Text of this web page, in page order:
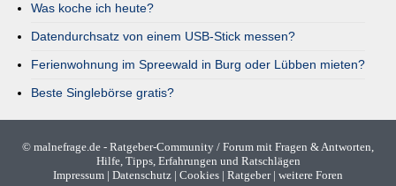
Was koche ich heute?
Datendurchsatz von einem USB-Stick messen?
Ferienwohnung im Spreewald in Burg oder Lübben mieten?
Beste Singlebörse gratis?
© malnefrage.de - Ratgeber-Community / Forum mit Fragen & Antworten,
Hilfe, Tipps, Erfahrungen und Ratschlägen
Impressum | Datenschutz | Cookies | Ratgeber| weitere Foren